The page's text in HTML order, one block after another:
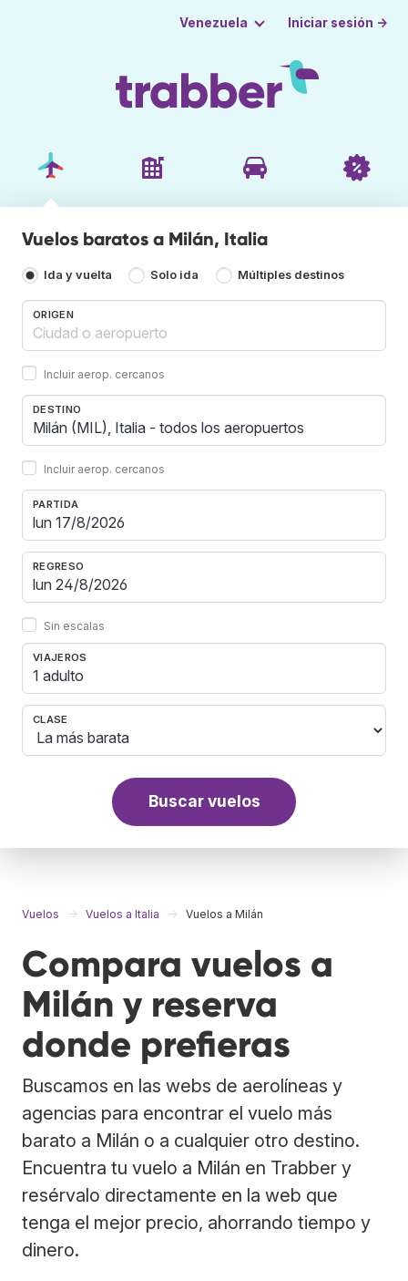
Venezuela Iniciar sesión →
Vuelos baratos a Milán, Italia
Ida y vuelta Solo ida Múltiples destinos
ORIGEN
Incluir aerop. cercanos
DESTINO
Incluir aerop. cercanos
PARTIDA
REGRESO
Sin escalas
VIAJEROS
1 adulto
CLASE
Buscar vuelos
Vuelos Vuelos a Italia Vuelos a Milán
Compara vuelos a
Milán y reserva
donde prefieras
Buscamos en las webs de aerolíneas y
agencias para encontrar el vuelo más
barato a Milán o a cualquier otro destino.
Encuentra tu vuelo a Milán en Trabber y
resérvalo directamente en la web que
tenga el mejor precio, ahorrando tiempo y
dinero.